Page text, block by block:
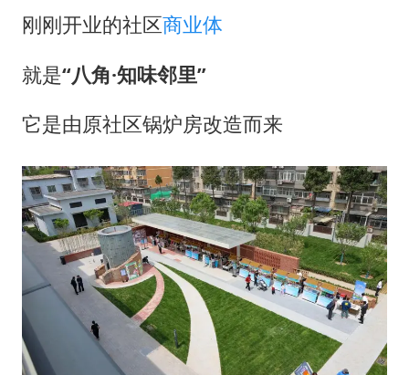
刚刚开业的社区商业体
就是“八角·知味邻里”
它是由原社区锅炉房改造而来